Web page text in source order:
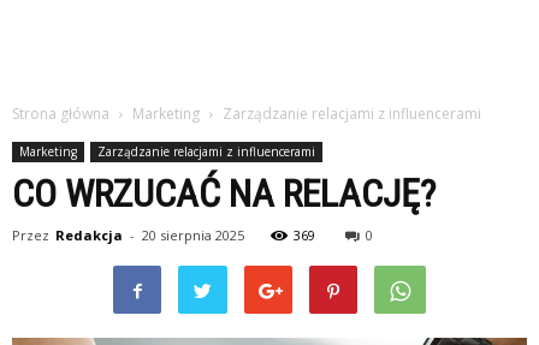
Strona główna Marketing Zarządzanie relacjami z influencerami
Marketing Zarządzanie relacjami z influencerami
CO WRZUCAĆ NA RELACJĘ?
Przez Redakcja - 20 sierpnia 2025 369 0